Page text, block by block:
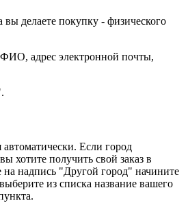
делаете покупку - физического
адрес электронной почты,
Если город
хотите получить свой заказ в
на надпись "Другой город" начините
из списка название вашего